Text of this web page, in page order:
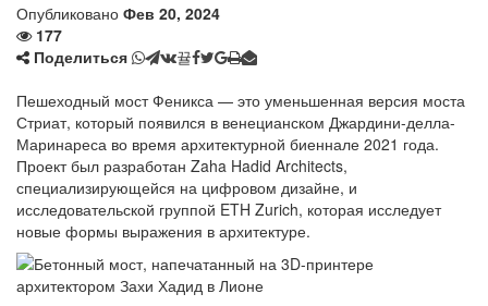
Опубликовано Фев 20, 2024
177
Поделиться
Пешеходный мост Феникса — это уменьшенная версия моста
Стриат, который появился в венецианском Джардини-делла-
Маринареса во время архитектурной биеннале 2021 года.
Проект был разработан Zaha Hadid Architects,
специализирующейся на цифровом дизайне, и
исследовательской группой ETH Zurich, которая исследует
новые формы выражения в архитектуре.